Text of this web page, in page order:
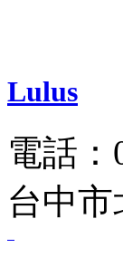
Lulus
電話：
台中